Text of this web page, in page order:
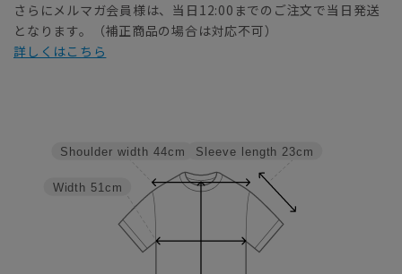
さらにメルマガ会員様は、当日12:00までのご注文で当日発送
となります。（補正商品の場合は対応不可）
詳しくはこちら
Sleeve length 23cm
Width 51cm
Shoulder width 44cm